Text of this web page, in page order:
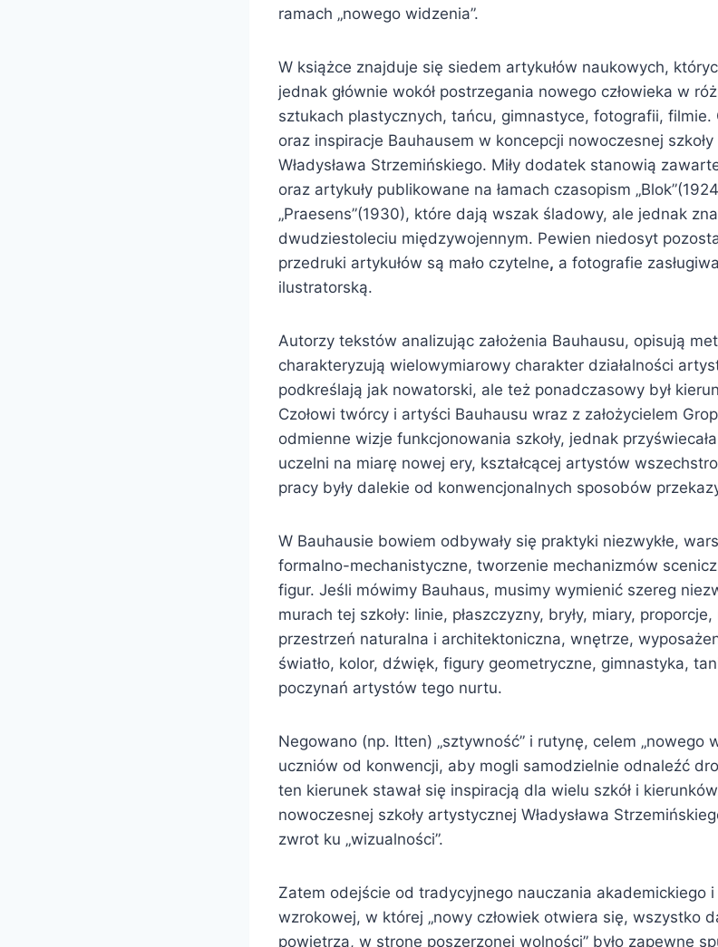
ramach „nowego widzenia”.
W książce znajduje się siedem artykułów naukowych,
jednak głównie wokół postrzegania nowego człowieka w
sztukach plastycznych, tańcu, gimnastyce, fotografii,
oraz inspiracje Bauhausem w koncepcji nowoczesnej
Władysława Strzemińskiego. Miły dodatek stanowią
oraz artykuły publikowane na łamach czasopism
„Praesens”(1930), które dają wszak śladowy, ale jednak
dwudziestoleciu międzywojennym. Pewien niedosyt
przedruki artykułów są mało czytelne, a fotografie
ilustratorską.
Autorzy tekstów analizując założenia Bauhausu, opisują
charakteryzują wielowymiarowy charakter działalności
podkreślają jak nowatorski, ale też ponadczasowy był
Czołowi twórcy i artyści Bauhausu wraz z założycielem
odmienne wizje funkcjonowania szkoły, jednak
uczelni na miarę nowej ery, kształcącej artystów
pracy były dalekie od konwencjonalnych sposobów
W Bauhausie bowiem odbywały się praktyki niezwykłe,
formalno-mechanistyczne, tworzenie mechanizmów
figur. Jeśli mówimy Bauhaus, musimy wymienić szereg
murach tej szkoły: linie, płaszczyzny, bryły, miary,
przestrzeń naturalna i architektoniczna, wnętrze,
światło, kolor, dźwięk, figury geometryczne, gimnastyka,
poczynań artystów tego nurtu.
Negowano (np. Itten) „sztywność” i rutynę, celem „nowego
uczniów od konwencji, aby mogli samodzielnie odnaleźć
ten kierunek stawał się inspiracją dla wielu szkół i
nowoczesnej szkoły artystycznej Władysława
zwrot ku „wizualności”.
Zatem odejście od tradycyjnego nauczania akademickiego
wzrokowej, w której „nowy człowiek otwiera się, wszystko
powietrza, w stronę poszerzonej wolności” było zapewne